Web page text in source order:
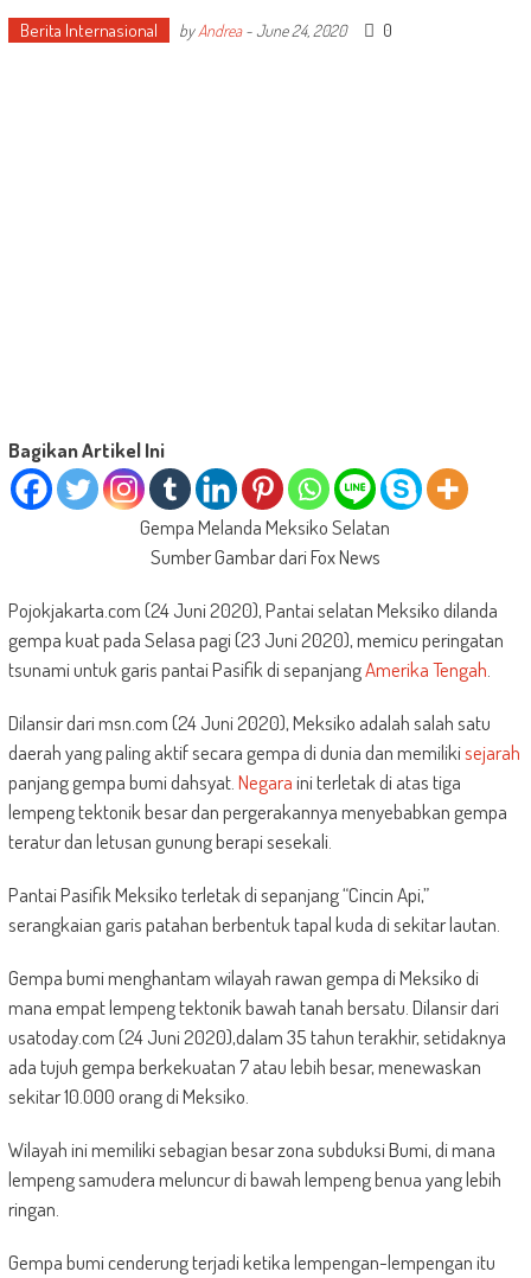
Berita Internasional byAndrea-June 24, 2020 0
Bagikan Artikel Ini
Gempa Melanda Meksiko Selatan
Sumber Gambar dari Fox News
Pojokjakarta.com (24 Juni 2020), Pantai selatan Meksiko dilanda
gempa kuat pada Selasa pagi (23 Juni 2020), memicu peringatan
tsunami untuk garis pantai Pasifik di sepanjangAmerikaTengah
Dilansir dari msn.com (24 Juni 2020), Meksiko adalah salah satu
daerah yang paling aktif secara gempa di dunia dan memilikisejarah
panjang gempa bumi dahsyat. Negaraini terletak di atas tiga
lempeng tektonik besar dan pergerakannya menyebabkan gempa
teratur dan letusan gunung berapi sesekali.
Pantai Pasifik Meksiko terletak di sepanjang “Cincin Api,”
serangkaian garis patahan berbentuk tapal kuda di sekitar lautan.
Gempa bumi menghantam wilayah rawan gempa di Meksiko di
mana empat lempeng tektonik bawah tanah bersatu. Dilansir dari
usatoday.com (24 Juni 2020),dalam 35 tahun terakhir, setidaknya
ada tujuh gempa berkekuatan 7 atau lebih besar, menewaskan
sekitar 10.000 orang di Meksiko.
Wilayah ini memiliki sebagian besar zona subduksi Bumi, di mana
lempeng samudera meluncur di bawah lempeng benua yang lebih
ringan.
Gempa bumi cenderung terjadi ketika lempengan-lempengan itu